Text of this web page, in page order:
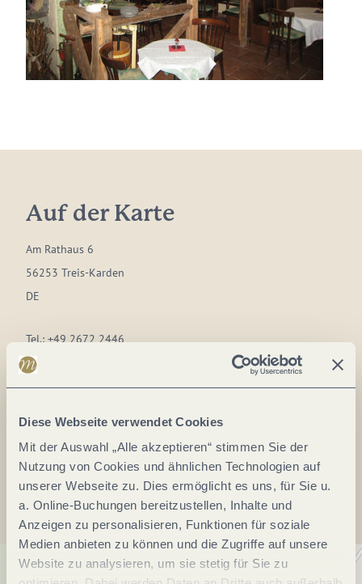
Diese Webseite verwendet Cookies
Mit der Auswahl „Alle akzeptieren“ stimmen Sie der
Nutzung von Cookies und ähnlichen Technologien auf
unserer Webseite zu. Dies ermöglicht es uns, für Sie u.
a. Online-Buchungen bereitzustellen, Inhalte und
Anzeigen zu personalisieren, Funktionen für soziale
Medien anbieten zu können und die Zugriffe auf unsere
Website zu analysieren, um sie stetig für Sie zu
Auf der Karte
Am Rathaus 6
56253 Treis-Karden
DE
Tel.:+49 2672 2446
Fax:
E-Mail:weingut.knaup@t-online.de
Anreise planen